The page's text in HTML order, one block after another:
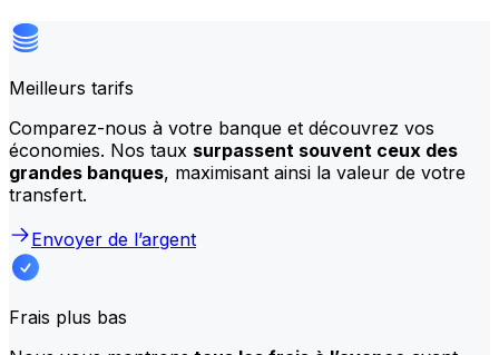
Meilleurs tarifs
Comparez-nous à votre banque et découvrez vos
économies. Nos taux surpassent souvent ceux des
grandes banques, maximisant ainsi la valeur de votre
transfert.
Envoyer de l’argent
Frais plus bas